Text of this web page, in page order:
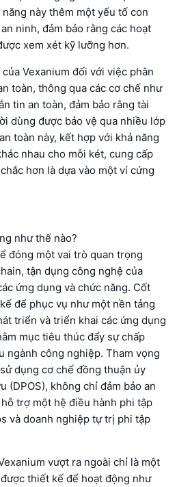
này thêm một yếu tố con
ninh, đảm bảo rằng các hoạt
xem xét kỹ lưỡng hơn.
Vexanium đối với việc phân
toàn, thông qua các cơ chế như
tin an toàn, đảm bảo rằng tài
dùng được bảo vệ qua nhiều lớp
toàn này, kết hợp với khả năng
nhau cho mỗi két, cung cấp
hơn là dựa vào một ví cứng
như thế nào?
đóng một vai trò quan trọng
tận dụng công nghệ của
ứng dụng và chức năng. Cốt
để phục vụ như một nền tảng
triển và triển khai các ứng dụng
mục tiêu thúc đẩy sự chấp
ngành công nghiệp. Tham vọng
dụng cơ chế đồng thuận ủy
(DPOS), không chỉ đảm bảo an
trợ một hệ điều hành phi tập
và doanh nghiệp tự trị phi tập
vượt ra ngoài chỉ là một
thiết kế để hoạt động như